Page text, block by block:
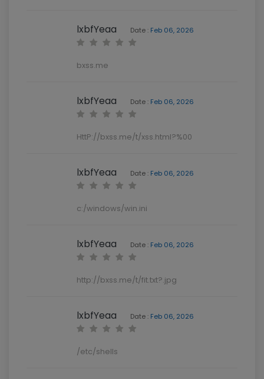
lxbfYeaa Date : Feb 06, 2026
bxss.me
lxbfYeaa Date : Feb 06, 2026
HttP://bxss.me/t/xss.html?%00
lxbfYeaa Date : Feb 06, 2026
c:/windows/win.ini
lxbfYeaa Date : Feb 06, 2026
http://bxss.me/t/fit.txt?.jpg
lxbfYeaa Date : Feb 06, 2026
/etc/shells